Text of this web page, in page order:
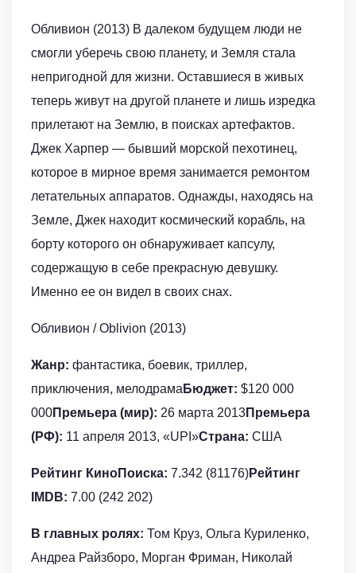
Обливион (2013) В далеком будущем люди не
смогли уберечь свою планету, и Земля стала
непригодной для жизни. Оставшиеся в живых
теперь живут на другой планете и лишь изредка
прилетают на Землю, в поисках артефактов.
Джек Харпер — бывший морской пехотинец,
которое в мирное время занимается ремонтом
летательных аппаратов. Однажды, находясь на
Земле, Джек находит космический корабль, на
борту которого он обнаруживает капсулу,
содержащую в себе прекрасную девушку.
Именно ее он видел в своих снах.
Обливион / Oblivion (2013)
Жанр: фантастика, боевик, триллер,
приключения, мелодрама Бюджет: $120 000
000Премьера (мир): 26 марта 2013Премьера
(РФ): 11 апреля 2013, «UPI»Страна: США
Рейтинг КиноПоиска: 7.342 (81176)Рейтинг
IMDB: 7.00 (242 202)
В главных ролях: Том Круз, Ольга Куриленко,
Андреа Райзборо, Морган Фриман, Николай